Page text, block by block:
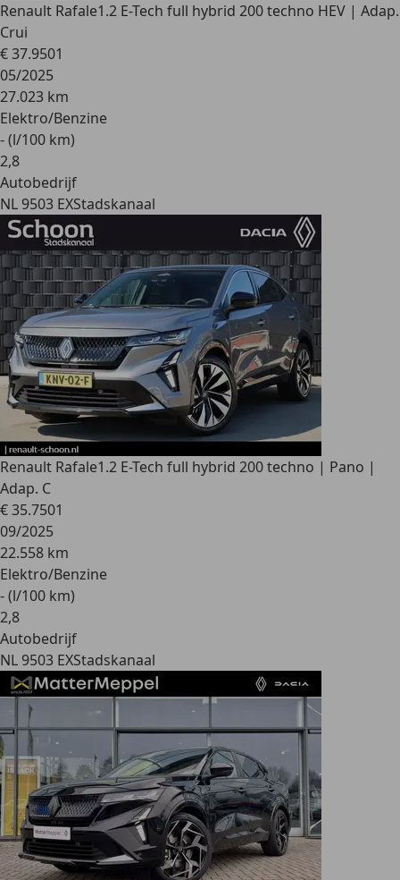
Renault Rafale1.2 E-Tech full hybrid 200 techno HEV | Adap.
Crui
€ 37.9501
05/2025
27.023 km
Elektro/Benzine
- (l/100 km)
2,8
Autobedrijf
NL 9503 EXStadskanaal
Renault Rafale1.2 E-Tech full hybrid 200 techno | Pano |
Adap. C
€ 35.7501
09/2025
22.558 km
Elektro/Benzine
- (l/100 km)
2,8
Autobedrijf
NL 9503 EXStadskanaal